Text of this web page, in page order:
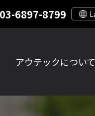
6897-8799
アウテックについて